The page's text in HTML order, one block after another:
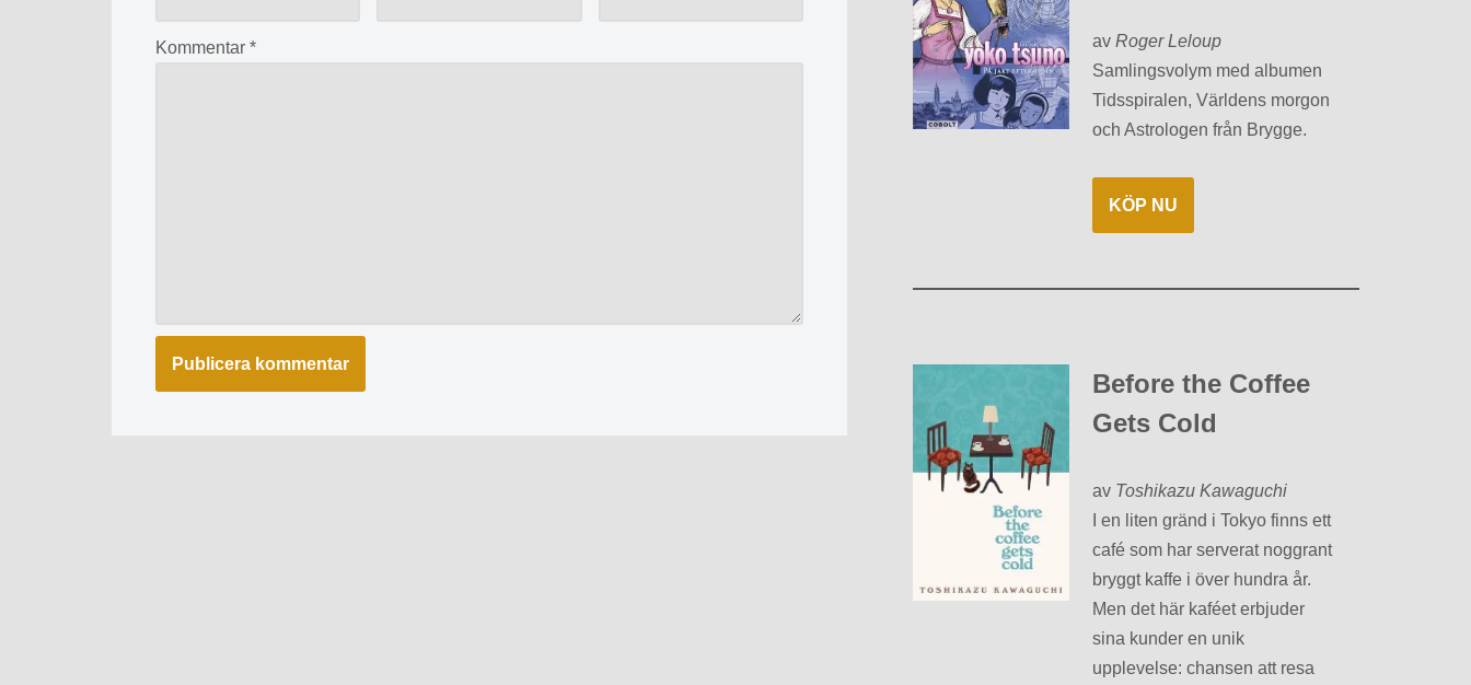
Kommentar * av Roger Leloup
Samlingsvolym med albumen
Tidsspiralen, Världens morgon
och Astrologen från Brygge.
KÖP NU
Before the Coffee
Gets Cold
av Toshikazu Kawaguchi
I en liten gränd i Tokyo finns ett
café som har serverat noggrant
bryggt kaffe i över hundra år.
Men det här kaféet erbjuder
sina kunder en unik
upplevelse: chansen att resa